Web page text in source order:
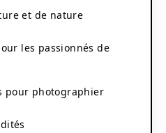
et de nature
les passionnés de
pour photographier